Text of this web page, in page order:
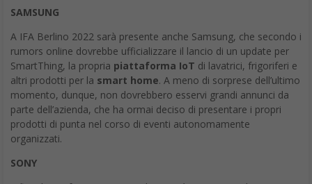
SAMSUNG
A IFA Berlino 2022 sarà presente anche Samsung, che secondo i
rumors online dovrebbe ufficializzare il lancio di un update per
SmartThing, la propria piattaforma IoT di lavatrici, frigoriferi e
altri prodotti per la smart home
. A meno di sorprese dell’ultimo
momento, dunque, non dovrebbero esservi grandi annunci da
parte dell’azienda, che ha ormai deciso di presentare i propri
prodotti di punta nel corso di eventi autonomamente
organizzati.
SONY